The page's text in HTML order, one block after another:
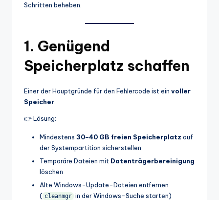
Schritten beheben.
1. Genügend
Speicherplatz schaffen
Einer der Hauptgründe für den Fehlercode ist ein voller
Speicher
👉 Lösung:
Mindestens 30–40 GB freien Speicherplatz auf
der Systempartition sicherstellen
Temporäre Dateien mit Datenträgerbereinigung
löschen
Alte Windows-Update-Dateien entfernen
( cleanmgr in der Windows-Suche starten)